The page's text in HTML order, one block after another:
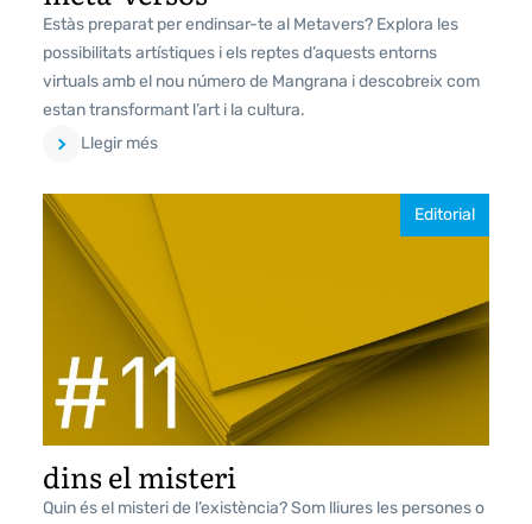
Estàs preparat per endinsar-te al Metavers? Explora les
possibilitats artístiques i els reptes d’aquests entorns
virtuals amb el nou número de Mangrana i descobreix com
estan transformant l’art i la cultura.
Llegir més
Editorial
dins el misteri
Quin és el misteri de l’existència? Som lliures les persones o